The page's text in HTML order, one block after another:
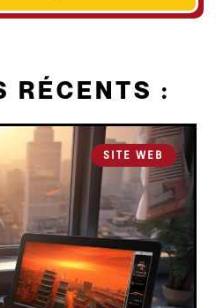
RÉCENTS :
SITE WEB